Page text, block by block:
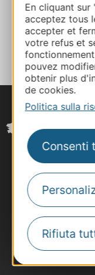
En cliquant
acceptez tous
accepter et
votre refus et
pouvez
obtenir plus
de cookies.
Politica sulla
Consenti
Rifiuta
AL